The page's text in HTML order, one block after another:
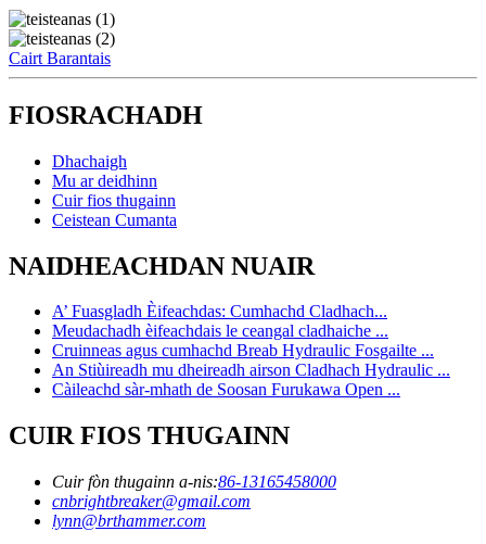
Cairt Barantais
FIOSRACHADH
Dhachaigh
Mu ar deidhinn
Cuir fios thugainn
Ceistean Cumanta
NAIDHEACHDAN NUAIR
A’ Fuasgladh Èifeachdas: Cumhachd Cladhach...
Meudachadh èifeachdais le ceangal cladhaiche ...
Cruinneas agus cumhachd Breab Hydraulic Fosgailte ...
An Stiùireadh mu dheireadh airson Cladhach Hydraulic ...
Càileachd sàr-mhath de Soosan Furukawa Open ...
CUIR FIOS THUGAINN
Cuir fòn thugainn a-nis:86-13165458000
cnbrightbreaker@gmail.com
lynn@brthammer.com